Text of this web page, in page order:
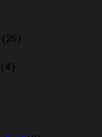
(26)
(4)